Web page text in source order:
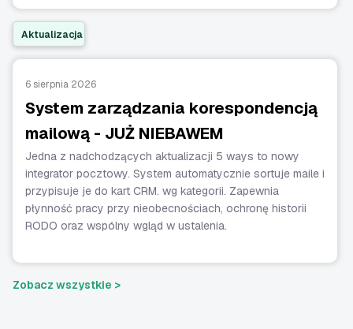
Aktualizacja
6 sierpnia 2026
System zarządzania korespondencją
mailową - JUŻ NIEBAWEM
Jedna z nadchodzących aktualizacji 5 ways to nowy
integrator pocztowy. System automatycznie sortuje maile i
przypisuje je do kart CRM. wg kategorii. Zapewnia
płynność pracy przy nieobecnościach, ochronę historii
RODO oraz wspólny wgląd w ustalenia.
Zobacz wszystkie >